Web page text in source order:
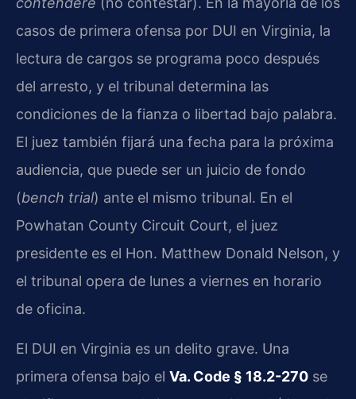
casos de primera ofensa por DUI en Virginia, la
lectura de cargos se programa poco después
del arresto, y el tribunal determina las
condiciones de la fianza o libertad bajo palabra.
El juez también fijará una fecha para la próxima
audiencia, que puede ser un juicio de fondo
(bench trial) ante el mismo tribunal. En el
Powhatan County Circuit Court, el juez
presidente es el Hon. Matthew Donald Nelson, y
el tribunal opera de lunes a viernes en horario
de oficina.
El DUI en Virginia es un delito grave. Una
primera ofensa bajo el Va. Code § 18.2-270 se